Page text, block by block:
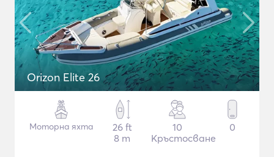
Orizon Elite 26
Моторна яхта
26 ft
8 m
10
Кръстосване
0